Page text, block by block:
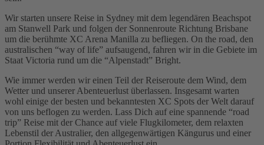
Wir starten unsere Reise in Sydney mit dem legendären Beachspot
am Stanwell Park und folgen der Sonnenroute Richtung Brisbane
um die berühmte XC Arena Manilla zu befliegen. On the road, den
australischen “way of life” aufsaugend, fahren wir in die Gebiete im
Staat Victoria rund um die “Alpenstadt” Bright.
Wie immer werden wir einen Teil der Reiseroute dem Wind, dem
Wetter und unserer Abenteuerlust überlassen. Insgesamt warten
wohl einige der besten und bekanntesten XC Spots der Welt darauf
von uns beflogen zu werden. Lass Dich auf eine spannende “road
trip” Reise mit der Chance auf viele Flugkilometer, dem relaxten
Lebenstil der Australier, den allgegenwärtigen Kängurus und einer